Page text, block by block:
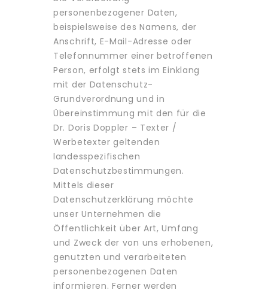
personenbezogener Daten,
beispielsweise des Namens, der
Anschrift, E-Mail-Adresse oder
Telefonnummer einer betroffenen
Person, erfolgt stets im Einklang
mit der Datenschutz-
Grundverordnung und in
Übereinstimmung mit den für die
Dr. Doris Doppler – Texter /
Werbetexter geltenden
landesspezifischen
Datenschutzbestimmungen.
Mittels dieser
Datenschutzerklärung möchte
unser Unternehmen die
Öffentlichkeit über Art, Umfang
und Zweck der von uns erhobenen,
genutzten und verarbeiteten
personenbezogenen Daten
informieren. Ferner werden